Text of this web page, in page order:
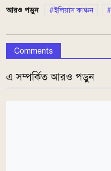
আরও পড়ুন ইলিয়াস কাঞ্চন
Comments
এ সম্পর্কিত আরও পড়ুন